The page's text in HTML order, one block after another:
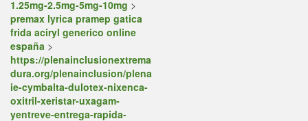
1.25mg-2.5mg-5mg-10mg >
premax lyrica pramep gatica
frida aciryl generico online
españa >
https://plenainclusionextrema
dura.org/plenainclusion/plena
ie-cymbalta-dulotex-nixenca-
oxitril-xeristar-uxagam-
yentreve-entrega-rapida-